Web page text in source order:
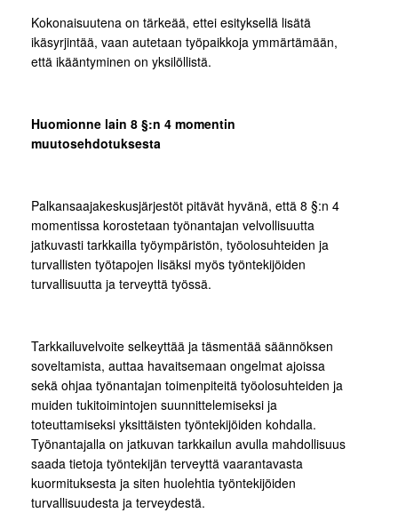
Kokonaisuutena on tärkeää, ettei esityksellä lisätä
ikäsyrjintää, vaan autetaan työpaikkoja ymmärtämään,
että ikääntyminen on yksilöllistä.
Huomionne lain 8 §:n 4 momentin
muutosehdotuksesta
Palkansaajakeskusjärjestöt pitävät hyvänä, että 8 §:n 4
momentissa korostetaan työnantajan velvollisuutta
jatkuvasti tarkkailla työympäristön, työolosuhteiden ja
turvallisten työtapojen lisäksi myös työntekijöiden
turvallisuutta ja terveyttä työssä.
Tarkkailuvelvoite selkeyttää ja täsmentää säännöksen
soveltamista, auttaa havaitsemaan ongelmat ajoissa
sekä ohjaa työnantajan toimenpiteitä työolosuhteiden ja
muiden tukitoimintojen suunnittelemiseksi ja
toteuttamiseksi yksittäisten työntekijöiden kohdalla.
Työnantajalla on jatkuvan tarkkailun avulla mahdollisuus
saada tietoja työntekijän terveyttä vaarantavasta
kuormituksesta ja siten huolehtia työntekijöiden
turvallisuudesta ja terveydestä.